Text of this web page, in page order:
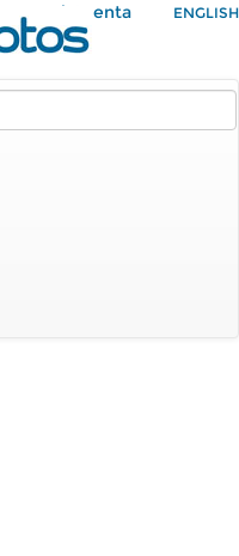
Mi Cuenta ENGLISH